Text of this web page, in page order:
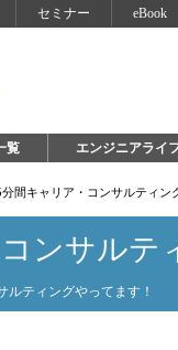
セミナー eBook
覧 エンジニアライ
分間キャリア・コンサルティン
ンサルテ
ティングやってます！